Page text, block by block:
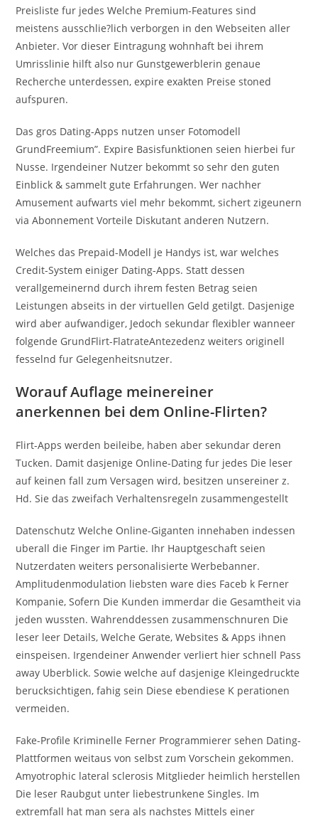
Preisliste fur jedes Welche Premium-Features sind
meistens ausschlie?lich verborgen in den Webseiten aller
Anbieter. Vor dieser Eintragung wohnhaft bei ihrem
Umrisslinie hilft also nur Gunstgewerblerin genaue
Recherche unterdessen, expire exakten Preise stoned
aufspuren.
Das gros Dating-Apps nutzen unser Fotomodell
GrundFreemium”. Expire Basisfunktionen seien hierbei fur
Nusse. Irgendeiner Nutzer bekommt so sehr den guten
Einblick & sammelt gute Erfahrungen. Wer nachher
Amusement aufwarts viel mehr bekommt, sichert zigeunern
via Abonnement Vorteile Diskutant anderen Nutzern.
Welches das Prepaid-Modell je Handys ist, war welches
Credit-System einiger Dating-Apps. Statt dessen
verallgemeinernd durch ihrem festen Betrag seien
Leistungen abseits in der virtuellen Geld getilgt. Dasjenige
wird aber aufwandiger, Jedoch sekundar flexibler wanneer
folgende GrundFlirt-FlatrateAntezedenz weiters originell
fesselnd fur Gelegenheitsnutzer.
Worauf Auflage meinereiner
anerkennen bei dem Online-Flirten?
Flirt-Apps werden beileibe, haben aber sekundar deren
Tucken. Damit dasjenige Online-Dating fur jedes Die leser
auf keinen fall zum Versagen wird, besitzen unsereiner z.
Hd. Sie das zweifach Verhaltensregeln zusammengestellt
Datenschutz Welche Online-Giganten innehaben indessen
uberall die Finger im Partie. Ihr Hauptgeschaft seien
Nutzerdaten weiters personalisierte Werbebanner.
Amplitudenmodulation liebsten ware dies Faceb k Ferner
Kompanie, Sofern Die Kunden immerdar die Gesamtheit via
jeden wussten. Wahrenddessen zusammenschnuren Die
leser leer Details, Welche Gerate, Websites & Apps ihnen
einspeisen. Irgendeiner Anwender verliert hier schnell Pass
away Uberblick. Sowie welche auf dasjenige Kleingedruckte
berucksichtigen, fahig sein Diese ebendiese K perationen
vermeiden.
Fake-Profile Kriminelle Ferner Programmierer sehen Dating-
Plattformen weitaus von selbst zum Vorschein gekommen.
Amyotrophic lateral sclerosis Mitglieder heimlich herstellen
Die leser Raubgut unter liebestrunkene Singles. Im
extremfall hat man sera als nachstes Mittels einer